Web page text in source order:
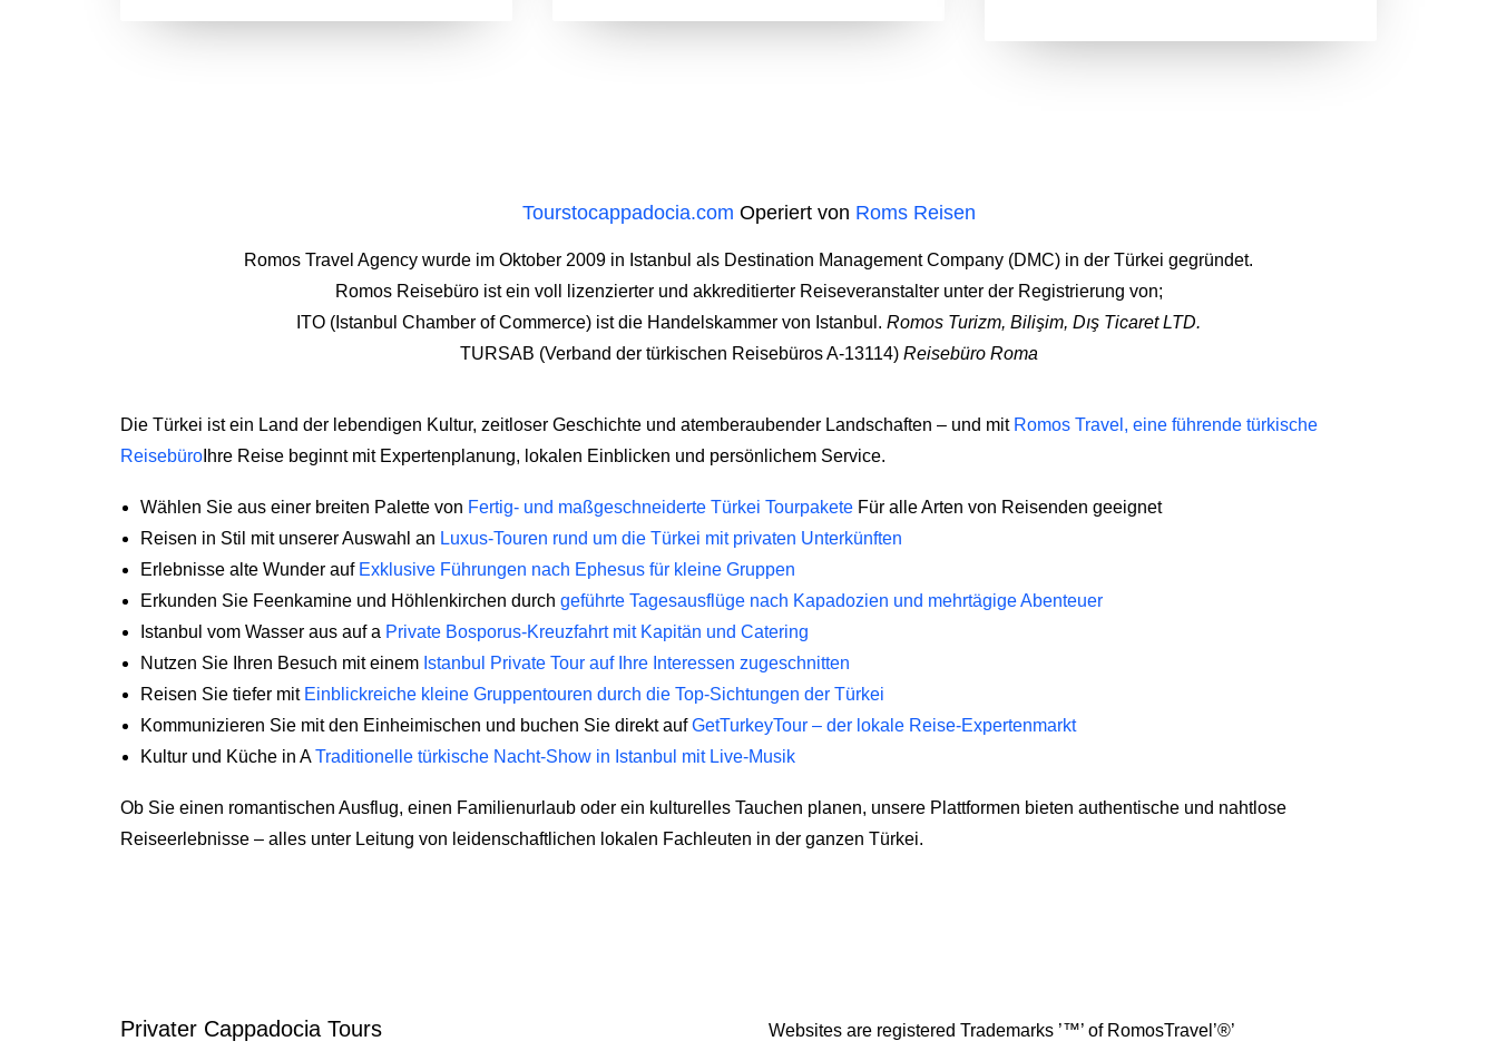
Tourstocappadocia.com Operiert von Roms Reisen
Romos Travel Agency wurde im Oktober 2009 in Istanbul als Destination Management Company (DMC) in der Türkei gegründet.
Romos Reisebüro ist ein voll lizenzierter und akkreditierter Reiseveranstalter unter der Registrierung von;
ITO (Istanbul Chamber of Commerce) ist die Handelskammer von Istanbul. Romos Turizm, Bilişim, Dış Ticaret LTD.
TURSAB (Verband der türkischen Reisebüros A-13114) Reisebüro Roma
Die Türkei ist ein Land der lebendigen Kultur, zeitloser Geschichte und atemberaubender Landschaften – und mit Romos Travel, eine führende türkische
Reisebüro Ihre Reise beginnt mit Expertenplanung, lokalen Einblicken und persönlichem Service.
Wählen Sie aus einer breiten Palette von Fertig- und maßgeschneiderte Türkei Tourpakete Für alle Arten von Reisenden geeignet
Reisen in Stil mit unserer Auswahl an Luxus-Touren rund um die Türkei mit privaten Unterkünften
Erlebnisse alte Wunder auf Exklusive Führungen nach Ephesus für kleine Gruppen
Erkunden Sie Feenkamine und Höhlenkirchen durch geführte Tagesausflüge nach Kapadozien und mehrtägige Abenteuer
Istanbul vom Wasser aus auf a Private Bosporus-Kreuzfahrt mit Kapitän und Catering
Nutzen Sie Ihren Besuch mit einem Istanbul Private Tour auf Ihre Interessen zugeschnitten
Reisen Sie tiefer mit Einblickreiche kleine Gruppentouren durch die Top-Sichtungen der Türkei
Kommunizieren Sie mit den Einheimischen und buchen Sie direkt aufGetTurkeyTour – der lokale Reise-Expertenmarkt
Kultur und Küche in ATraditionelle türkische Nacht-Show in Istanbul mit Live-Musik
Ob Sie einen romantischen Ausflug, einen Familienurlaub oder ein kulturelles Tauchen planen, unsere Plattformen bieten authentische und nahtlose
Reiseerlebnisse – alles unter Leitung von leidenschaftlichen lokalen Fachleuten in der ganzen Türkei.
Privater Cappadocia Tours Websites are registered Trademarks ’™’ of RomosTravel’®’